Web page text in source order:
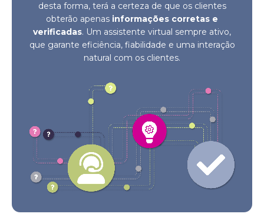
desta forma, terá a certeza de que os clientes
obterão apenas informações corretas e
verificadas. Um assistente virtual sempre ativo,
que garante eficiência, fiabilidade e uma interação
natural com os clientes.